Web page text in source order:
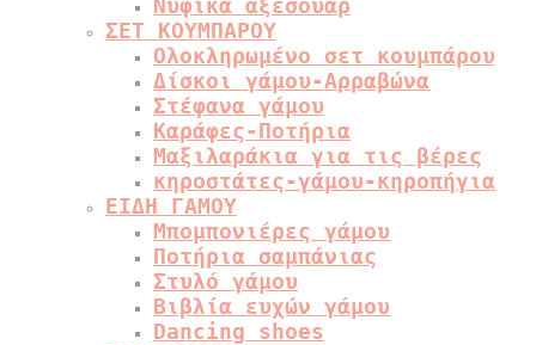
Νυφικά αξεσουάρ
ΣΕΤ ΚΟΥΜΠΑΡΟΥ
Ολοκληρωμένο σετ κουμπάρου
Δίσκοι γάμου-Αρραβώνα
Στέφανα γάμου
Καράφες-Ποτήρια
Μαξιλαράκια για τις βέρες
κηροστάτες-γάμου-κηροπήγια
ΕΙΔΗ ΓΑΜΟΥ
Μπομπονιέρες γάμου
Ποτήρια σαμπάνιας
Στυλό γάμου
Βιβλία ευχών γάμου
Dancing shoes